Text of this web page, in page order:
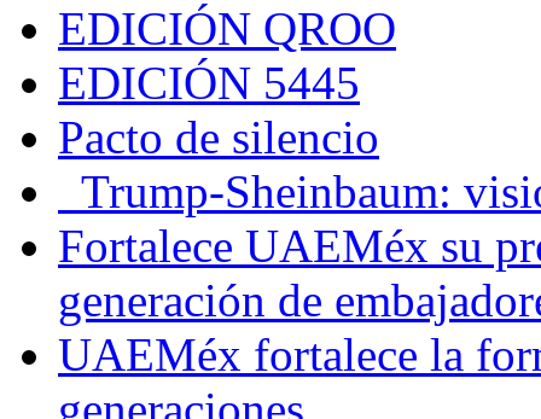
EDICIÓN QROO
EDICIÓN 5445
Pacto de silencio
Trump-Sheinbaum:
Fortalece UAEMéx su
generación de
UAEMéx fortalece la
generaciones